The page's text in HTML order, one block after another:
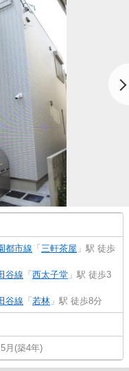
都市線 「 三軒茶屋 」駅 徒歩
谷線 「 西太子堂 」駅 徒歩3
谷線 「 若林 」駅 徒歩8分
月(築4年)